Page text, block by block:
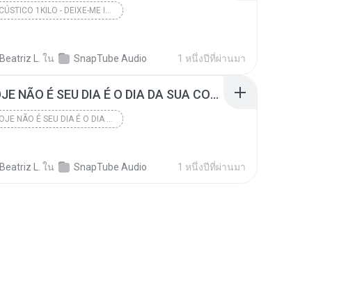
ACÚSTICO 1KILO - DEIXE-ME IR (BAVIERA, KNUST E PAB...
Beatriz L. ใน SnapTube Audio 1 หนึ่งปีที่ผ่านมา
HOJE NÃO É SEU DIA É O DIA DA SUA COLEGA, É TEGA É TEGA ( HIT TIK TOK )
HOJE NÃO É SEU DIA É O DIA DA SUA COLEGA, É TEGA É...
Beatriz L. ใน SnapTube Audio 1 หนึ่งปีที่ผ่านมา